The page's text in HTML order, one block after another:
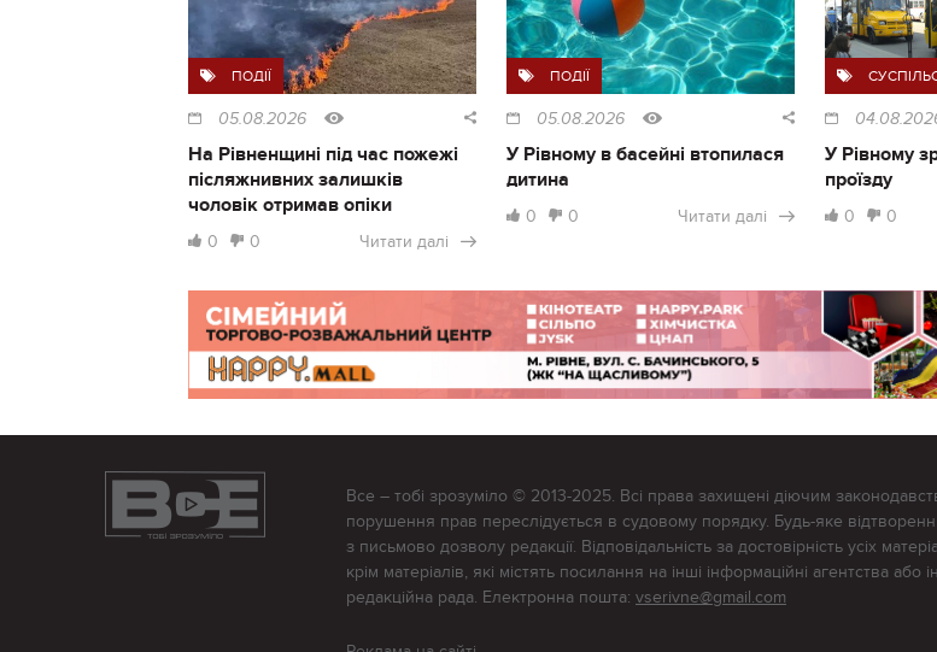
ПОДІЇ
05.08.2026
На Рівненщині під час пожежі
післяжнивних залишків
чоловік отримав опіки
0 0 Читати далі
ПОДІЇ
05.08.2026
У Рівному в басейні втопилася
дитина
0 0 Читати далі
У Рівному
проїзду
0 0
Все – тобі зрозуміло © 2013-2025. Всі права захищені діючим
порушення прав переслідується в судовому порядку. Будь-яке
з письмово дозволу редакції. Відповідальність за достовірність усіх
крім матеріалів, які містять посилання на інші інформаційні агентства або
редакційна рада. Електронна пошта: vserivne@gmail.com